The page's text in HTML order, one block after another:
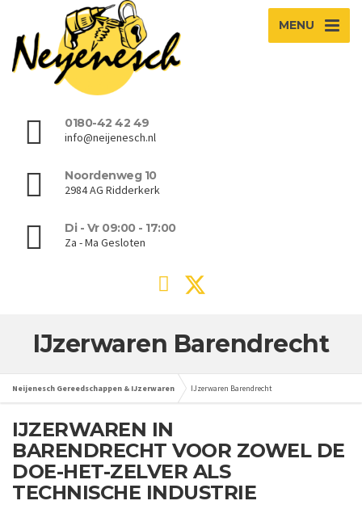
MENU
0180-42 42 49
info@neijenesch.nl
Noordenweg 10
2984 AG Ridderkerk
Di - Vr 09:00 - 17:00
Za - Ma Gesloten
IJzerwaren Barendrecht
Neijenesch Gereedschappen & IJzerwaren IJzerwaren Barendrecht
IJZERWAREN IN
BARENDRECHT VOOR ZOWEL DE
DOE-HET-ZELVER ALS
TECHNISCHE INDUSTRIE